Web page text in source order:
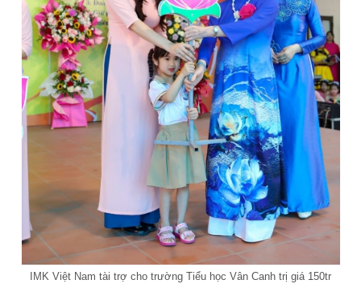
IMK Việt Nam tài trợ cho trường Tiểu học Vân Canh trị giá 150tr